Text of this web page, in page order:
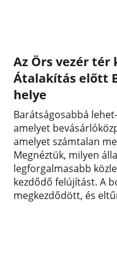
Az Örs vezér tér
Átalakítás előtt
helye
Barátságosabbá
amelyet
amelyet számtalan
Megnéztük, milyen
legforgalmasabb
kezdődő felújítást. A
megkezdődött, és